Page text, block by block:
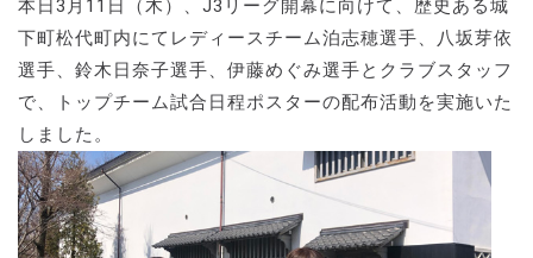
本日3月11日（木）、J3リーグ開幕に向けて、歴史ある城
下町松代町内にてレディースチーム泊志穂選手、八坂芽依
選手、鈴木日奈子選手、伊藤めぐみ選手とクラブスタッフ
で、トップチーム試合日程ポスターの配布活動を実施いた
しました。